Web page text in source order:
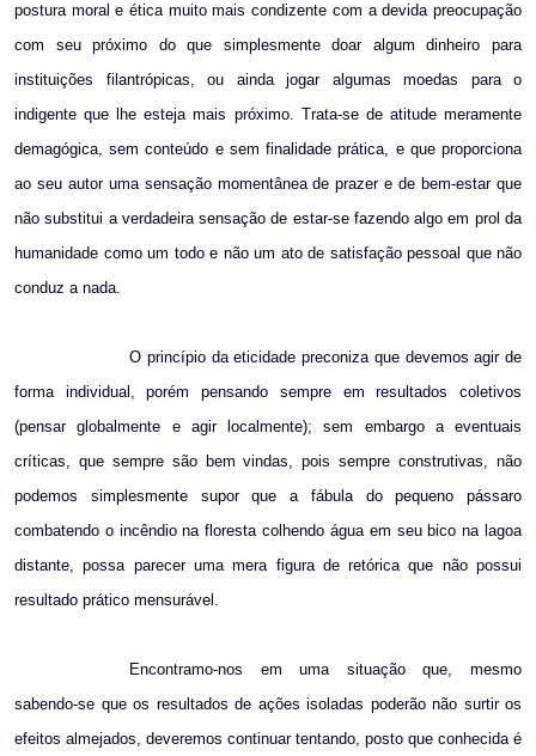
postura moral e ética muito mais condizente com a devida preocupação
com seu próximo do que simplesmente doar algum dinheiro para
instituições filantrópicas, ou ainda jogar algumas moedas para o
indigente que lhe esteja mais próximo. Trata-se de atitude meramente
demagógica, sem conteúdo e sem finalidade prática, e que proporciona
ao seu autor uma sensação momentânea de prazer e de bem-estar que
não substitui a verdadeira sensação de estar-se fazendo algo em prol da
humanidade como um todo e não um ato de satisfação pessoal que não
conduz a nada.
O princípio da eticidade preconiza que devemos agir de
forma individual, porém pensando sempre em resultados coletivos
(pensar globalmente e agir localmente); sem embargo a eventuais
críticas, que sempre são bem vindas, pois sempre construtivas, não
podemos simplesmente supor que a fábula do pequeno pássaro
combatendo o incêndio na floresta colhendo água em seu bico na lagoa
distante, possa parecer uma mera figura de retórica que não possui
resultado prático mensurável.
Encontramo-nos em uma situação que, mesmo
sabendo-se que os resultados de ações isoladas poderão não surtir os
efeitos almejados, deveremos continuar tentando, posto que conhecida é